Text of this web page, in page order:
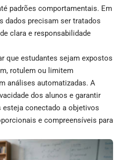
padrões comportamentais. Em
dados precisam ser tratados
clara e responsabilidade
que estudantes sejam expostos
rotulem ou limitem
análises automatizadas. A
dos alunos e garantir
esteja conectado a objetivos
e compreensíveis para